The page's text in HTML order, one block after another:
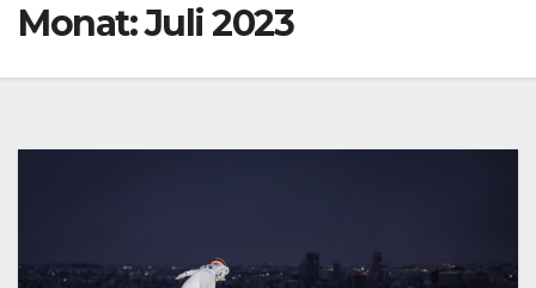
Monat:Juli 2023